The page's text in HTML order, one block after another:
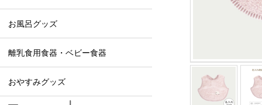
お風呂グッズ
離乳食用食器・ベビー食器
おやすみグッズ